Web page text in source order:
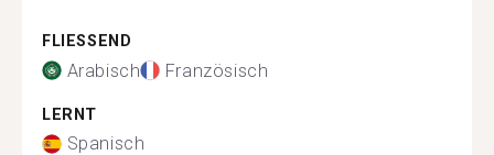
FLIESSEND
Arabisch Französisch
LERNT
Spanisch